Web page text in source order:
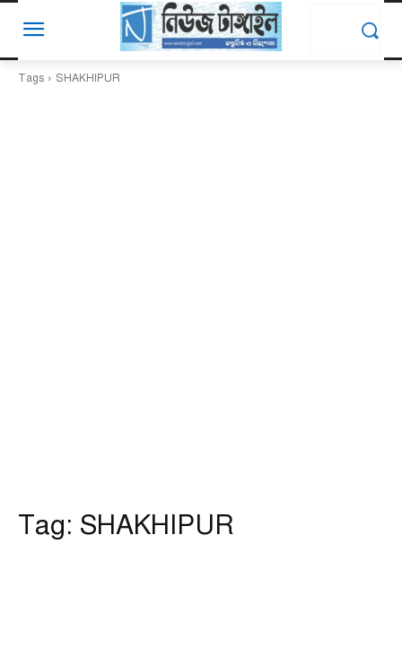
Tags SHAKHIPUR
Tag: SHAKHIPUR